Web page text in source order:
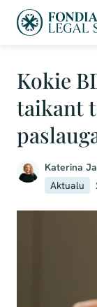
Kokie
taikant
Katerina
Aktualu